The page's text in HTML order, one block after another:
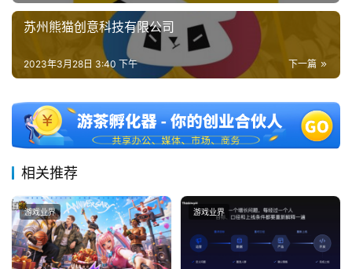
苏州熊猫创意科技有限公司
下一篇
2023年3月28日 3:40 下午
相关推荐
游戏业界 游戏业界